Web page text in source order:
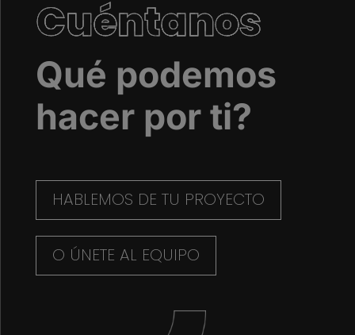
Qué podemos
hacer por ti?
HABLEMOS DE TU PROYECTO
O ÚNETE AL EQUIPO